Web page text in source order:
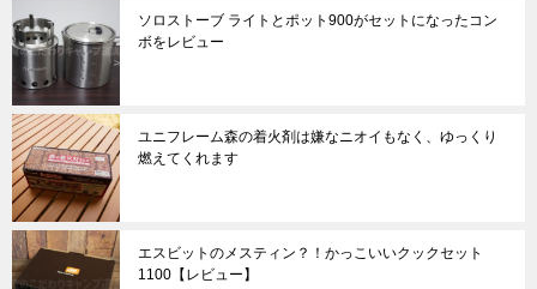
ソロストーブ ライトとポット900がセットになったコン
ボをレビュー
ユニフレーム森の着火剤は嫌なニオイもなく、ゆっくり
燃えてくれます
エスビットのメスティン？！かっこいいクックセット
1100【レビュー】